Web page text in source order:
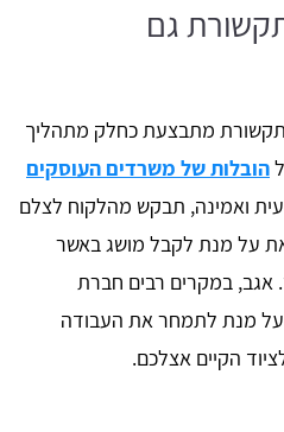
גם
מתבצעת כחלק מתהליך
הובלות של משרדים העוסקים
ואמינה, תבקש מהלקוח לצלם
על מנת לקבל מושג באשר
אגב, במקרים רבים חברת
מנת לתמחר את העבודה
הקיים אצלכם.